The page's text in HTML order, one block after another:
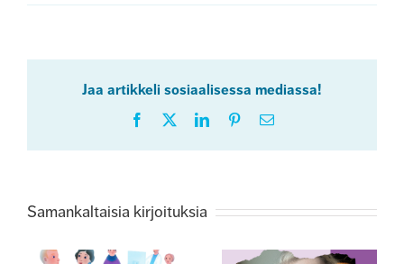
Jaa artikkeli sosiaalisessa mediassa!
Facebook LinkedInPinterestSähköposti
Samankaltaisia kirjoituksia